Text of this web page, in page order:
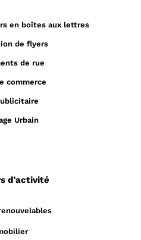
en boîtes aux lettres
de flyers
de rue
commerce
Urbain
d’activité